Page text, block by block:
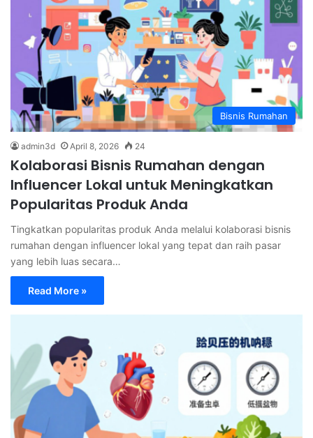
Bisnis Rumahan
admin3d April 8, 2026 24
Kolaborasi Bisnis Rumahan dengan
Influencer Lokal untuk Meningkatkan
Popularitas Produk Anda
Tingkatkan popularitas produk Anda melalui kolaborasi bisnis
rumahan dengan influencer lokal yang tepat dan raih pasar
yang lebih luas secara…
Read More »